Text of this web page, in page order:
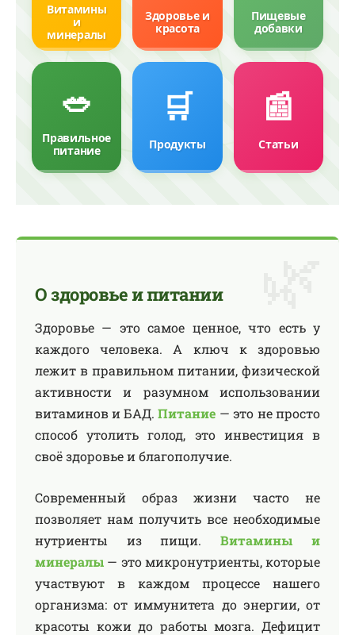
Витамины
и
минералы
Здоровье и
красота
Пищевые
добавки
🥗
Правильное
питание
🛒
Продукты
📰
Статьи
О здоровье и питании
Здоровье — это самое ценное, что есть у
каждого человека. А ключ к здоровью
лежит в правильном питании, физической
активности и разумном использовании
витаминов и БАД. Питание — это не просто
способ утолить голод, это инвестиция в
своё здоровье и благополучие.
Современный образ жизни часто не
позволяет нам получить все необходимые
нутриенты из пищи. Витамины и
минералы — это микронутриенты, которые
участвуют в каждом процессе нашего
организма: от иммунитета до энергии, от
красоты кожи до работы мозга. Дефицит